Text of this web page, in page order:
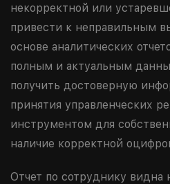
некорректной или
привести к неправильным
основе аналитических
полным и актуальным
получить достоверную
принятия управленческих
инструментом для
наличие корректной
Отчет по сотруднику видна